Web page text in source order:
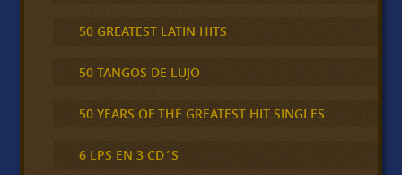
50 GREATEST LATIN HITS
50 TANGOS DE LUJO
50 YEARS OF THE GREATEST HIT SINGLES
6 LPS EN 3 CD´S